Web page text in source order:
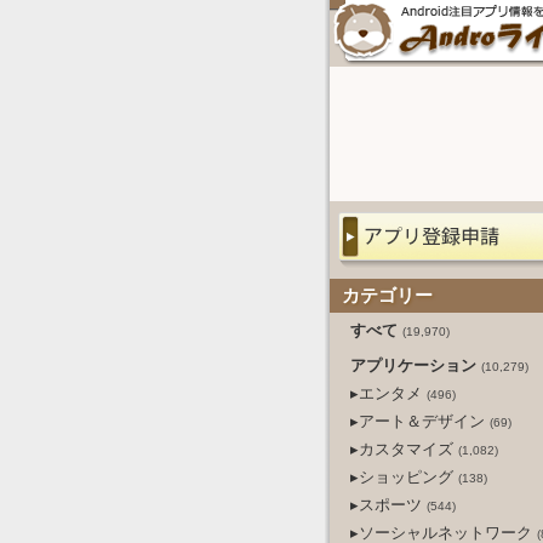
カテゴリー
すべて (19,970)
アプリケーション (10,279)
▸エンタメ (496)
▸アート＆デザイン (69)
▸カスタマイズ (1,082)
▸ショッピング (138)
▸スポーツ (544)
▸ソーシャルネットワーク